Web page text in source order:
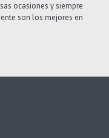
ocasiones y siempre
son los mejores en